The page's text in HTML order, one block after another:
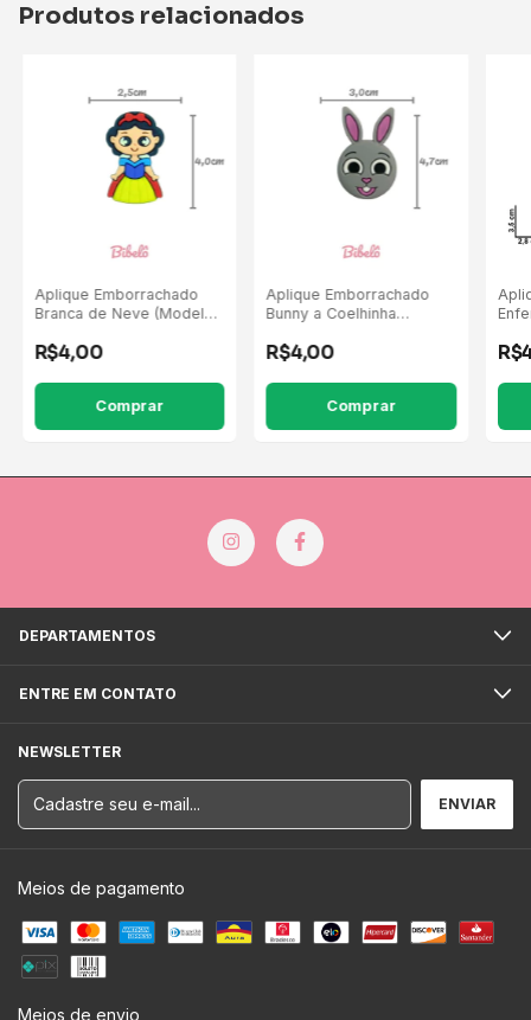
Produtos relacionados
Aplique Emborrachado
Branca de Neve (Modelo
R$4,00
Aplique Emborrachado
Bunny a Coelhinha
R$4,00
DEPARTAMENTOS
ENTRE EM CONTATO
NEWSLETTER
Meios de pagamento
Meios de envio